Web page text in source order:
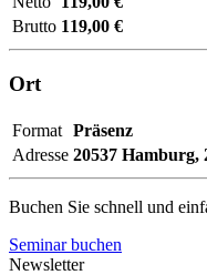
Brutto 119,00 €
Ort
Format Präsenz
Adresse 20537 Hamburg,
Buchen Sie schnell und
Seminar buchen
Newsletter